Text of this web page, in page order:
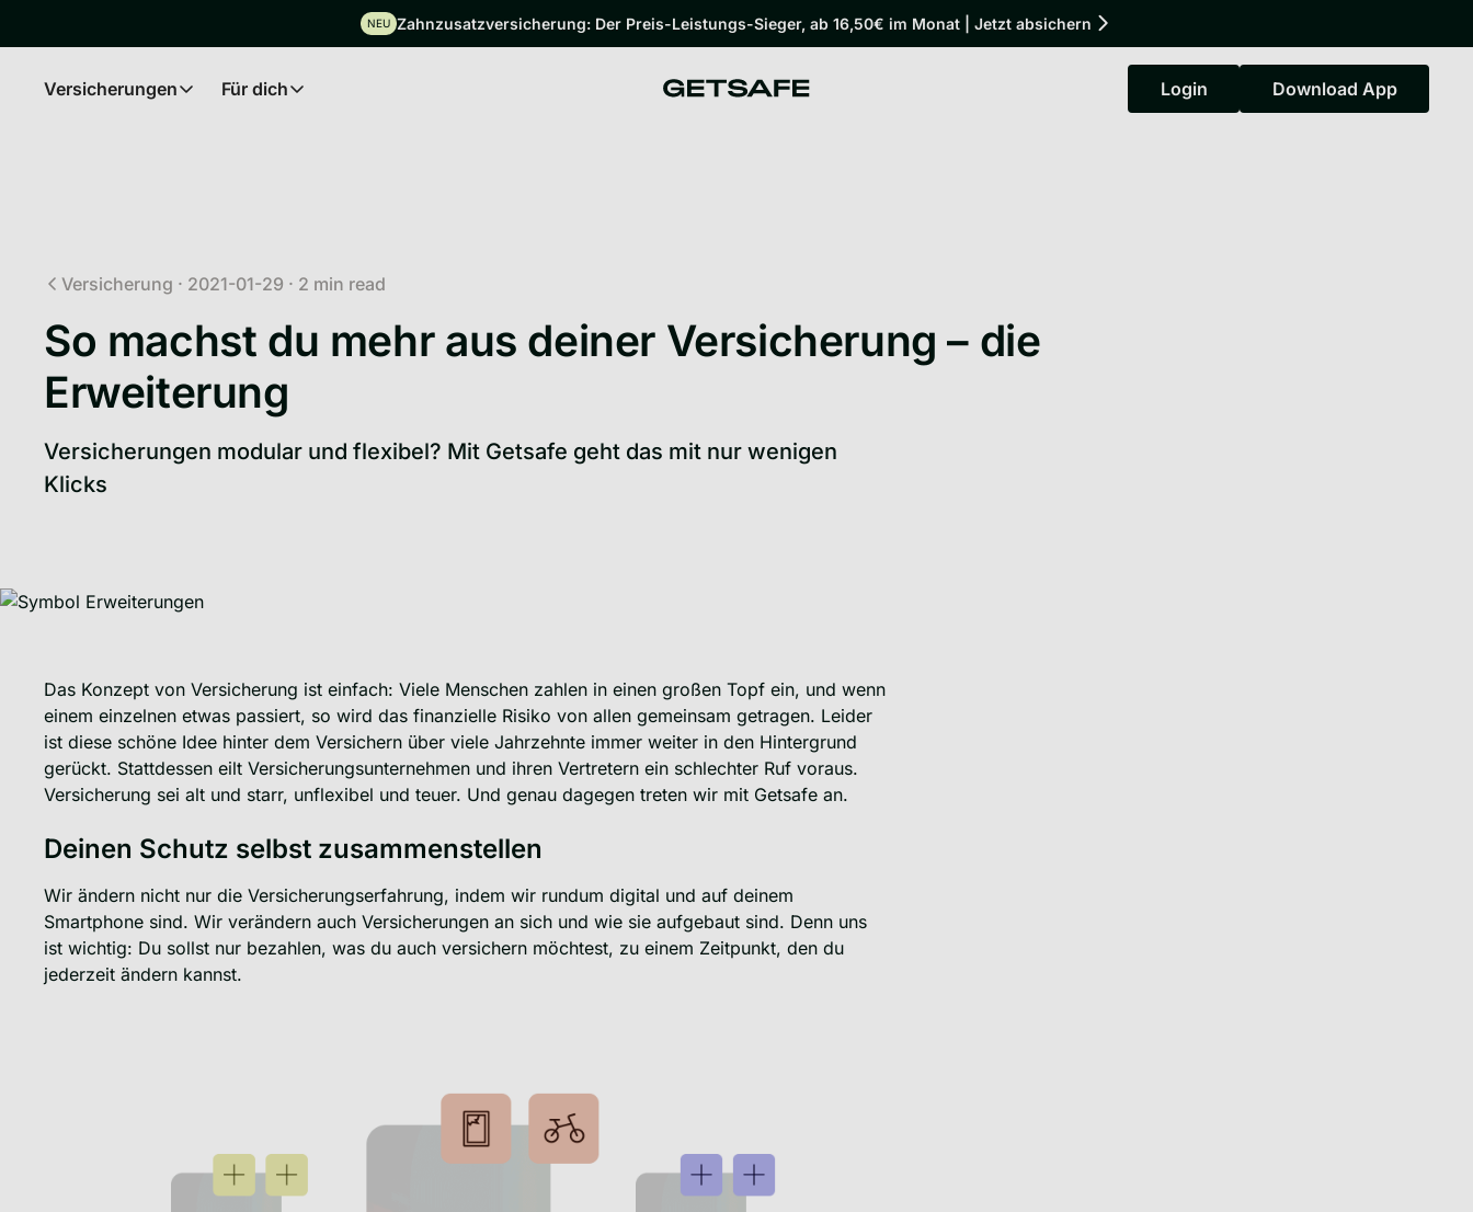
NEU Zahnzusatzversicherung: Der Preis-Leistungs-Sieger, ab 16,50€ im Monat | Jetzt absichern
Insurances
Versicherungen Für dich
For you Login
Login Download App
Download App
Versicherung · 2021-01-29 · 2 min read
So machst du mehr aus deiner Versicherung – die
Erweiterung
Versicherungen modular und flexibel? Mit Getsafe geht das mit nur wenigen
Klicks
Das Konzept von Versicherung ist einfach: Viele Menschen zahlen in einen großen Topf ein, und wenn
einem einzelnen etwas passiert, so wird das finanzielle Risiko von allen gemeinsam getragen. Leider
ist diese schöne Idee hinter dem Versichern über viele Jahrzehnte immer weiter in den Hintergrund
gerückt. Stattdessen eilt Versicherungsunternehmen und ihren Vertretern ein schlechter Ruf voraus.
Versicherung sei alt und starr, unflexibel und teuer. Und genau dagegen treten wir mit Getsafe an.
Deinen Schutz selbst zusammenstellen
Wir ändern nicht nur die Versicherungserfahrung, indem wir rundum digital und auf deinem
Smartphone sind. Wir verändern auch Versicherungen an sich und wie sie aufgebaut sind. Denn uns
ist wichtig: Du sollst nur bezahlen, was du auch versichern möchtest, zu einem Zeitpunkt, den du
jederzeit ändern kannst.